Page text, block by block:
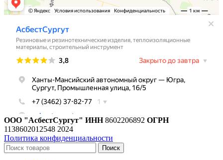
ООО "АсбестСургут" ИНН8602206892 ОГРН
1138602012548 2024
Политика конфиденциальности
Поиск